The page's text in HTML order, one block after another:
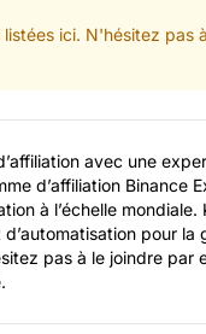
ici. N'hésitez pas
avec une
d’affiliation Binance
à l’échelle
pour la
pas à le joindre par